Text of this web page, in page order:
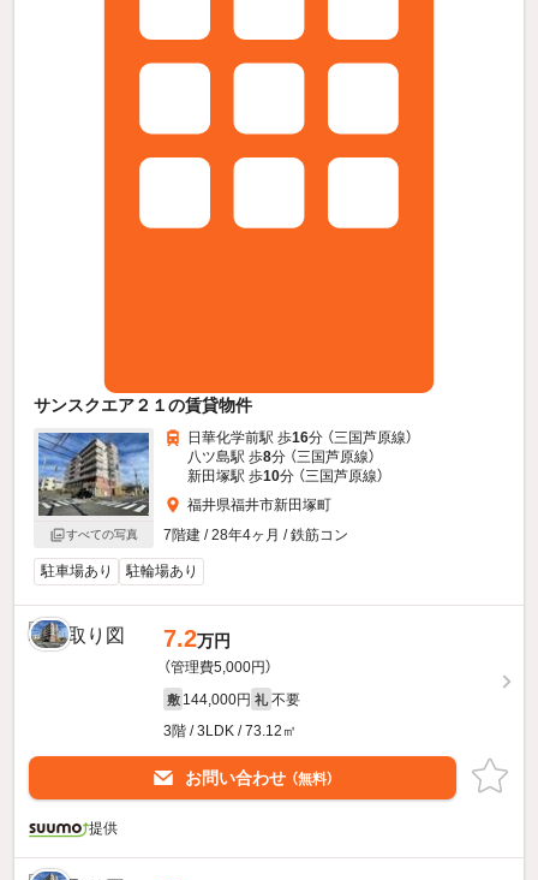
サンスクエア２１の賃貸物件
すべての写真
日華化学前駅 歩16分 （三国芦原線）
八ツ島駅 歩8分 （三国芦原線）
新田塚駅 歩10分 （三国芦原線）
福井県福井市新田塚町
7階建 / 28年4ヶ月 / 鉄筋コン
駐車場あり 駐輪場あり
7.2万円
（管理費5,000円）
敷 144,000円 礼 不要
3階 / 3LDK / 73.12㎡
お問い合わせ （無料）
提供